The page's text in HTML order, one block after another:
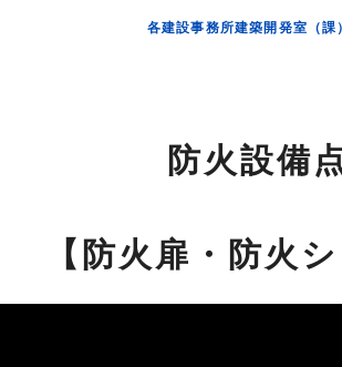
各建設事務所建築開発室（課
防火設備
【防火扉・防火